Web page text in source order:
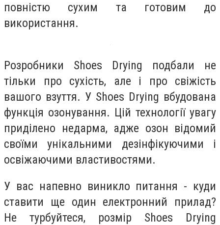
повністю сухим та готовим до
використання.
Розробники Shoes Drying подбали не
тільки про сухість, але і про свіжість
вашого взуття. У Shoes Drying вбудована
функція озонування. Цій технології увагу
приділено недарма, адже озон відомий
своїми унікальними дезінфікуючими і
освіжаючими властивостями.
У вас напевно виникло питання - куди
ставити ще один електронний прилад?
Не турбуйтеся, розмір Shoes Drying